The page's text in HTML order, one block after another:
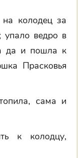
колодец за
упало ведро в
да и пошла к
Прасковья
сама и
к колодцу,